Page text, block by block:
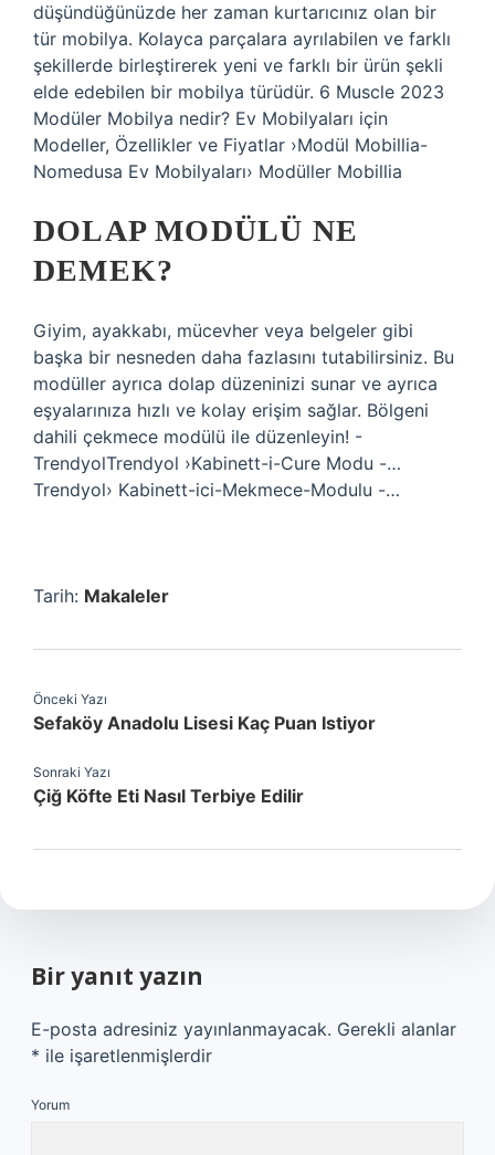
düşündüğünüzde her zaman kurtarıcınız olan bir
tür mobilya. Kolayca parçalara ayrılabilen ve farklı
şekillerde birleştirerek yeni ve farklı bir ürün şekli
elde edebilen bir mobilya türüdür. 6 Muscle 2023
Modüler Mobilya nedir? Ev Mobilyaları için
Modeller, Özellikler ve Fiyatlar ›Modül Mobillia-
Nomedusa Ev Mobilyaları› Modüller Mobillia
DOLAP MODÜLÜ NE
DEMEK?
Giyim, ayakkabı, mücevher veya belgeler gibi
başka bir nesneden daha fazlasını tutabilirsiniz. Bu
modüller ayrıca dolap düzeninizi sunar ve ayrıca
eşyalarınıza hızlı ve kolay erişim sağlar. Bölgeni
dahili çekmece modülü ile düzenleyin! -
TrendyolTrendyol ›Kabinett-i-Cure Modu -…
Trendyol› Kabinett-ici-Mekmece-Modulu -…
Tarih: Makaleler
Önceki Yazı
Sefaköy Anadolu Lisesi Kaç Puan Istiyor
Sonraki Yazı
Çiğ Köfte Eti Nasıl Terbiye Edilir
Bir yanıt yazın
E-posta adresiniz yayınlanmayacak. Gerekli alanlar
* ile işaretlenmişlerdir
Yorum